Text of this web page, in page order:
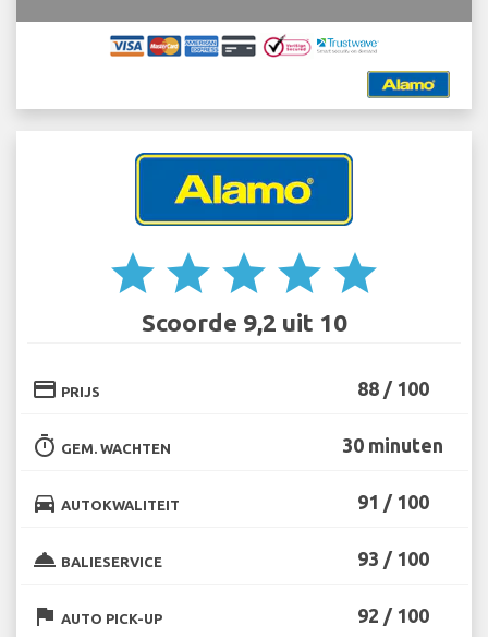
star star star star star
Scoorde 9,2 uit 10
credit_card PRIJS 88 / 100
timer GEM. WACHTEN 30 minuten
directions_car AUTOKWALITEIT 91 / 100
room_service BALIESERVICE 93 / 100
flag AUTO PICK-UP 92 / 100